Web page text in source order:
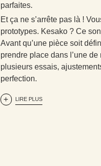
parfaites.
Et ça ne s’arrête pas là !
prototypes. Kesako ? Ce
Avant qu’une pièce soit
prendre place dans l’une
plusieurs essais,
perfection.
LIRE PLUS